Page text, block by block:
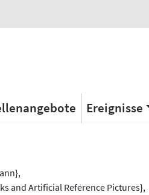
Ereignisse
and Artificial Reference Pictures},